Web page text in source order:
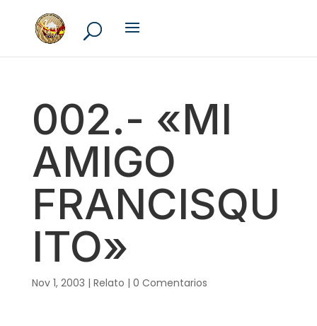
002.- «MI
AMIGO
FRANCISQU
ITO»
Nov 1, 2003 | Relato | 0 Comentarios